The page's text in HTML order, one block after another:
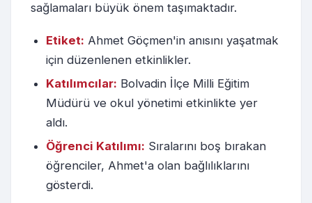
sağlamaları büyük önem taşımaktadır.
Etiket: Ahmet Göçmen'in anısını yaşatmak
için düzenlenen etkinlikler.
Katılımcılar: Bolvadin İlçe Milli Eğitim
Müdürü ve okul yönetimi etkinlikte yer
aldı.
Öğrenci Katılımı: Sıralarını boş bırakan
öğrenciler, Ahmet'a olan bağlılıklarını
gösterdi.